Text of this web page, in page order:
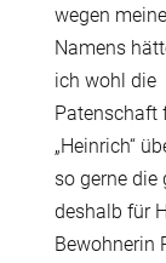
wegen
Namens
ich wohl die
Patenschaft
„Heinrich“
so gerne die
deshalb für
Bewohnerin